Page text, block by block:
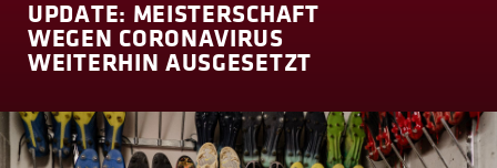
UPDATE: MEISTER­SCHAFT
WEGEN CORONAVIRUS
WEITERHIN AUSGESETZT